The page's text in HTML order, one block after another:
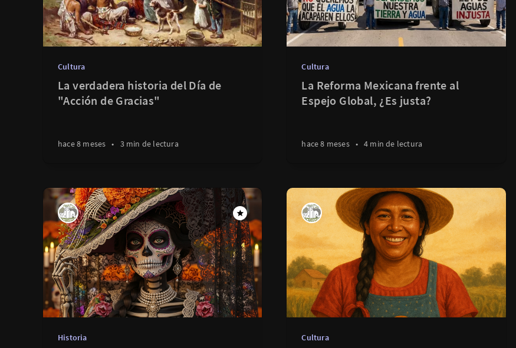
Cultura
La verdadera historia del Día de
"Acción de Gracias"
hace 8 meses • 3 min de lectura
Cultura
La Reforma Mexicana frente al
Espejo Global, ¿Es justa?
hace 8 meses • 4 min de lectura
Historia Cultura